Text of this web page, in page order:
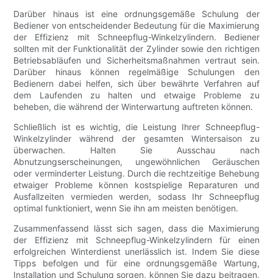
Darüber hinaus ist eine ordnungsgemäße Schulung der
Bediener von entscheidender Bedeutung für die Maximierung
der Effizienz mit Schneepflug-Winkelzylindern. Bediener
sollten mit der Funktionalität der Zylinder sowie den richtigen
Betriebsabläufen und Sicherheitsmaßnahmen vertraut sein.
Darüber hinaus können regelmäßige Schulungen den
Bedienern dabei helfen, sich über bewährte Verfahren auf
dem Laufenden zu halten und etwaige Probleme zu
beheben, die während der Winterwartung auftreten können.
Schließlich ist es wichtig, die Leistung Ihrer Schneepflug-
Winkelzylinder während der gesamten Wintersaison zu
überwachen. Halten Sie Ausschau nach
Abnutzungserscheinungen, ungewöhnlichen Geräuschen
oder verminderter Leistung. Durch die rechtzeitige Behebung
etwaiger Probleme können kostspielige Reparaturen und
Ausfallzeiten vermieden werden, sodass Ihr Schneepflug
optimal funktioniert, wenn Sie ihn am meisten benötigen.
Zusammenfassend lässt sich sagen, dass die Maximierung
der Effizienz mit Schneepflug-Winkelzylindern für einen
erfolgreichen Winterdienst unerlässlich ist. Indem Sie diese
Tipps befolgen und für eine ordnungsgemäße Wartung,
Installation und Schulung sorgen, können Sie dazu beitragen,